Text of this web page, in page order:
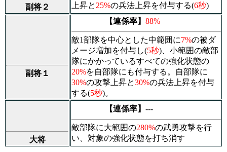
副将２
上昇と 25%の兵法上昇を付与する(6秒)
副将１
【連係率】 88%
敵1部隊を中心とした中範囲に7%の被ダ
メージ増加を付与し(5秒)、小範囲の敵部
隊にかかっているすべての強化状態の
20%を自部隊にも付与する。自部隊に
30%の攻撃上昇と30%の兵法上昇を付与
する(5秒)。
大将
【連係率】 ---
敵部隊に大範囲の280%の武勇攻撃を行
い、対象の強化状態を打ち消す